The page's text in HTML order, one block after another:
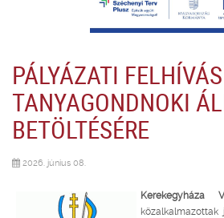
PÁLYÁZATI FELHÍVÁS
TANYAGONDNOKI
BETÖLTÉSÉRE
2026. június 08.
Kerekegyháza
közalkalmazottak